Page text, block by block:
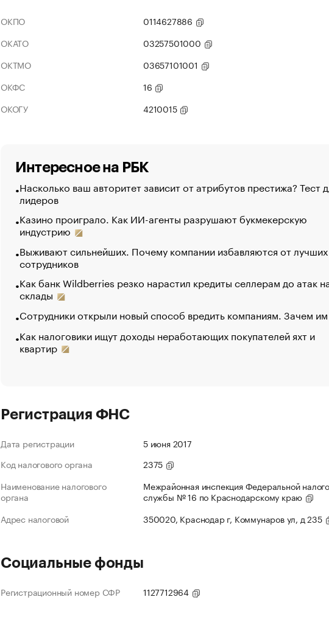
ОКПО
0114627886
ОКАТО
03257501000
ОКТМО
03657101001
ОКФС
16
ОКОГУ
4210015
Интересное на РБК
Насколько ваш авторитет зависит от атрибутов престижа? Тест
лидеров
Казино проиграло. Как ИИ-агенты разрушают букмекерскую
индустрию
Выживают сильнейших. Почему компании избавляются от лучших
сотрудников
Как банк Wildberries резко нарастил кредиты селлерам до атак
склады
Сотрудники открыли новый способ вредить компаниям. Зачем
Как налоговики ищут доходы неработающих покупателей яхт и
квартир
Регистрация ФНС
Дата регистрации
5 июня 2017
Код налогового органа
2375
Наименование налогового
органа
Межрайонная инспекция Федеральной
службы № 16 по Краснодарскому краю
Адрес налоговой
350020, Краснодар г, Коммунаров ул, д 235
Социальные фонды
Регистрационный номер СФР 1127712964